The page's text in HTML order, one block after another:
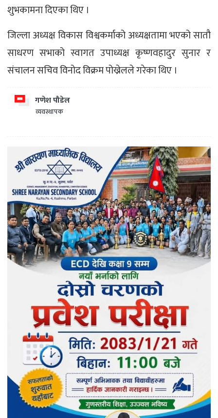
शुभकामना दिएका थिए ।
जिल्ला अध्यक्ष विकास विश्वकर्माको अध्यक्षतामा भएको सातौ
साधरण सभाको स्वागत उपाध्यक्ष कृष्णवहादुर सुनार र
संचालन सचिव विनोद विक्रम पोख्रेलले गरेका थिए ।
गणेश पौडेल
व्यवस्थापक